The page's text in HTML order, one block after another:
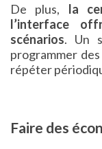
De plus, la
l’interface
scénarios. Un
programmer
répéter
Faire des